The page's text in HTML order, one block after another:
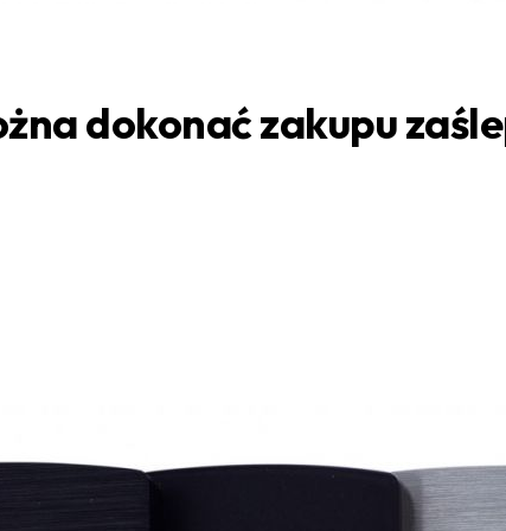
dokonać zakupu